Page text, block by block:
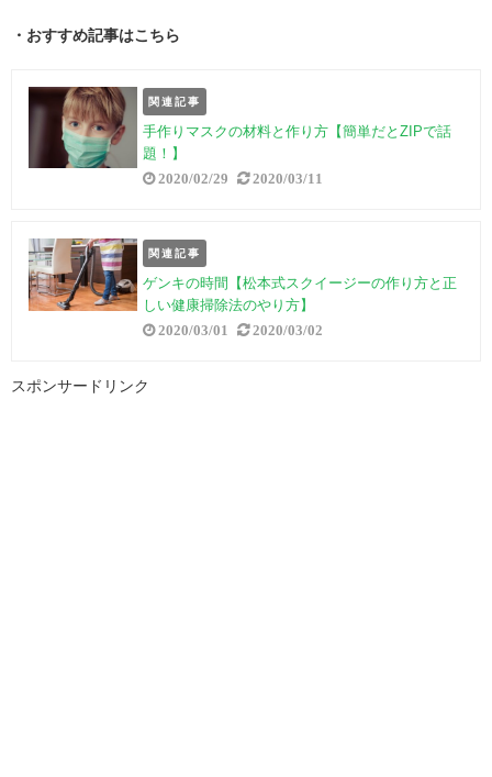
・おすすめ記事はこちら
関連記事
手作りマスクの材料と作り方【簡単だとZIPで話
題！】
2020/02/29 2020/03/11
関連記事
ゲンキの時間【松本式スクイージーの作り方と正
しい健康掃除法のやり方】
2020/03/01 2020/03/02
スポンサードリンク